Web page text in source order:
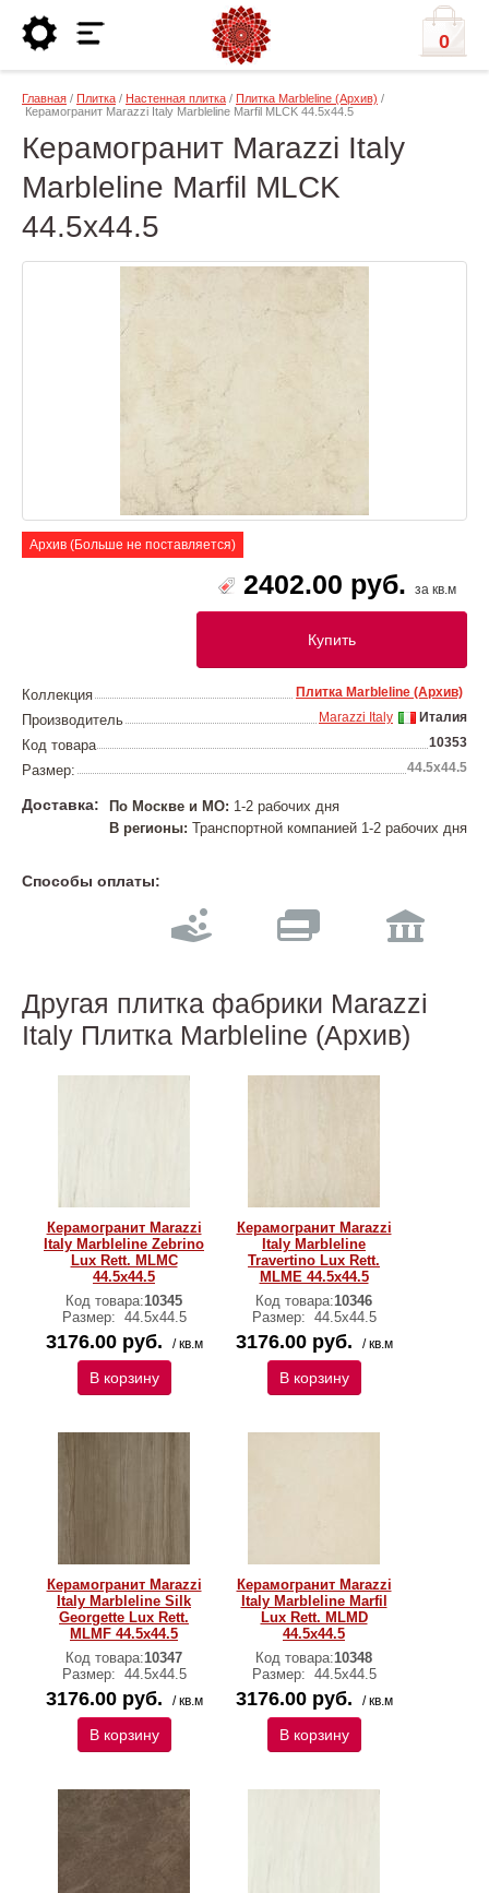
0
Главная / Плитка / Настенная плитка / Плитка Marbleline (Архив) /
Керамогранит Marazzi Italy Marbleline Marfil MLCK 44.5х44.5
Керамогранит Marazzi Italy
Marbleline Marfil MLCK
44.5х44.5
Архив (Больше не поставляется)
2402.00 руб. за кв.м
Купить
Коллекция Плитка Marbleline (Архив)
Производитель Италия
Marazzi Italy
Код товара 10353
Размер: 44.5х44.5
Доставка: По Москве и МО: 1-2 рабочих дня
В регионы: Транспортной компанией 1-2 рабочих дня
Способы оплаты:
Другая плитка фабрики Marazzi
Italy Плитка Marbleline (Архив)
Керамогранит Marazzi
Italy Marbleline Zebrino
Lux Rett. MLMC
44.5х44.5
Код товара:10345
Размер: 44.5х44.5
3176.00 руб. / кв.м
В корзину
Керамогранит Marazzi
Italy Marbleline
Travertino Lux Rett.
MLME 44.5х44.5
Код товара:10346
Размер: 44.5х44.5
3176.00 руб. / кв.м
В корзину
Керамогранит Marazzi
Italy Marbleline Silk
Georgette Lux Rett.
MLMF 44.5х44.5
Код товара:10347
Размер: 44.5х44.5
3176.00 руб. / кв.м
В корзину
Керамогранит Marazzi
Italy Marbleline Marfil
Lux Rett. MLMD
44.5х44.5
Код товара:10348
Размер: 44.5х44.5
3176.00 руб. / кв.м
В корзину